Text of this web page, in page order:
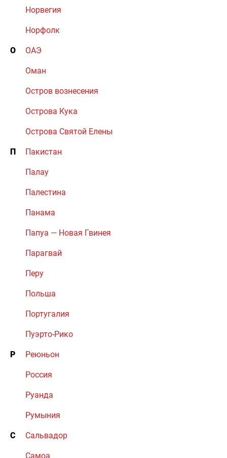
Норвегия
Норфолк
О ОАЭ
Оман
Остров вознесения
Острова Кука
Острова Святой Елены
П Пакистан
Палау
Палестина
Панама
Папуа — Новая Гвинея
Парагвай
Перу
Польша
Португалия
Пуэрто-Рико
Р Реюньон
Россия
Руанда
Румыния
С Сальвадор
Самоа